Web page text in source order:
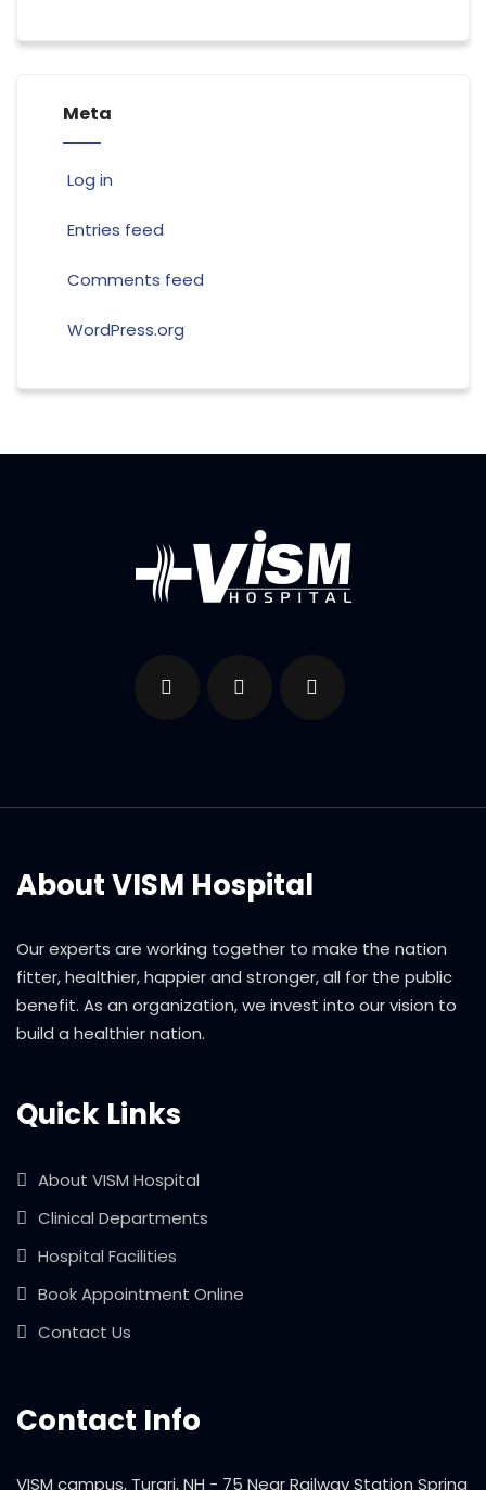
Meta
Log in
Entries feed
Comments feed
WordPress.org
About VISM Hospital
Our experts are working together to make the nation
fitter, healthier, happier and stronger, all for the public
benefit. As an organization, we invest into our vision to
build a healthier nation.
Quick Links
About VISM Hospital
Clinical Departments
Hospital Facilities
Book Appointment Online
Contact Us
Contact Info
VISM campus, Turari, NH - 75 Near Railway Station Spring